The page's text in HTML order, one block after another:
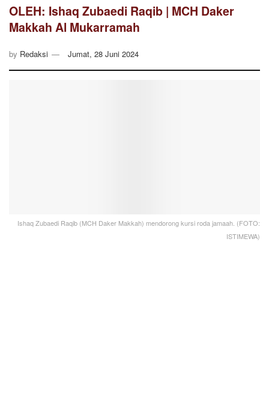
OLEH: Ishaq Zubaedi Raqib | MCH Daker
Makkah Al Mukarramah
by Redaksi Jumat, 28 Juni 2024
Ishaq Zubaedi Raqib (MCH Daker Makkah) mendorong kursi roda jamaah. (FOTO:
ISTIMEWA)